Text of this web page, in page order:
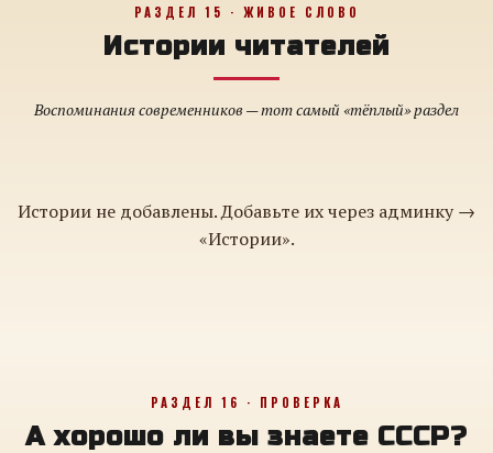
РАЗДЕЛ 15 · ЖИВОЕ СЛОВО
Истории читателей
Воспоминания современников — тот самый «тёплый» раздел
Истории не добавлены. Добавьте их через админку →
«Истории».
РАЗДЕЛ 16 · ПРОВЕРКА
А хорошо ли вы знаете СССР?